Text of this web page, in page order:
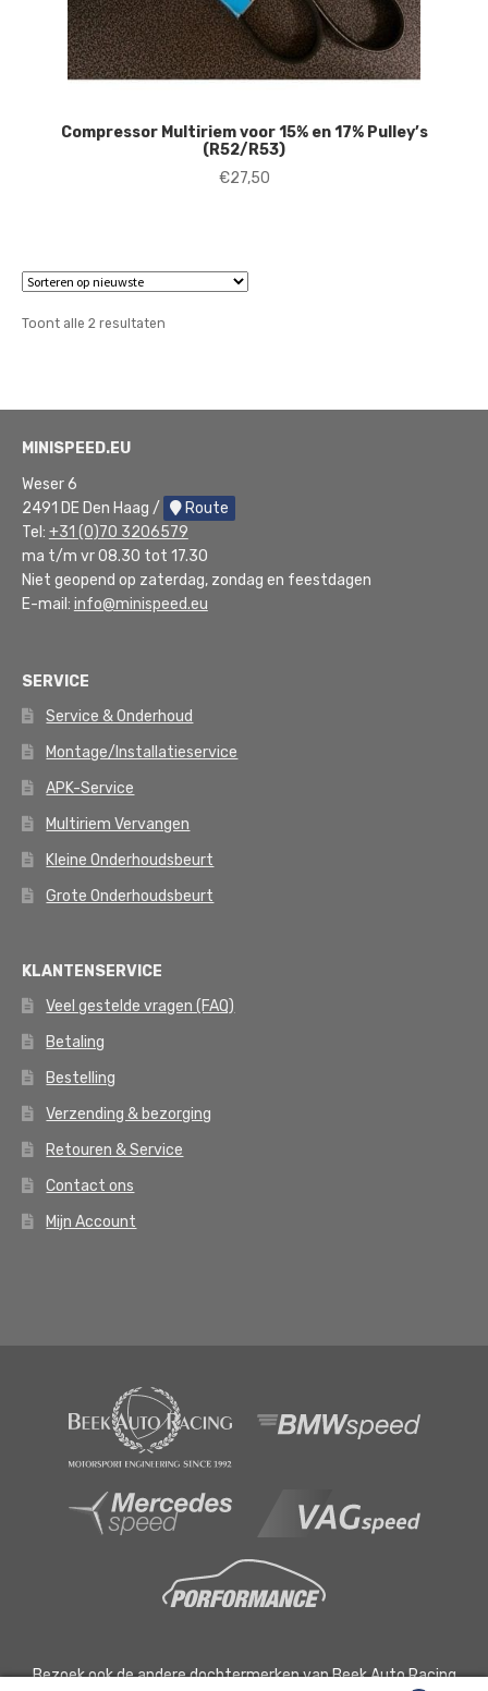
Compressor Multiriem voor 15% en 17% Pulley’s
(R52/R53)
€27,50
Toont alle 2 resultatenGesorteerd
MINISPEED.EU
Weser 6
2491 DE Den Haag /
Route
Tel: +31 (0)70 3206579
ma t/m vr 08.30 tot 17.30
Niet geopend op zaterdag, zondag en feestdagen
E-mail: info@minispeed.eu
SERVICE
Service & Onderhoud
Montage/Installatieservice
APK-Service
Multiriem Vervangen
Kleine Onderhoudsbeurt
Grote Onderhoudsbeurt
KLANTENSERVICE
Veel gestelde vragen (FAQ)
Betaling
Bestelling
Verzending & bezorging
Retouren & Service
Contact ons
Mijn Account
Bezoek ook de andere dochtermerken van Beek Auto Racing